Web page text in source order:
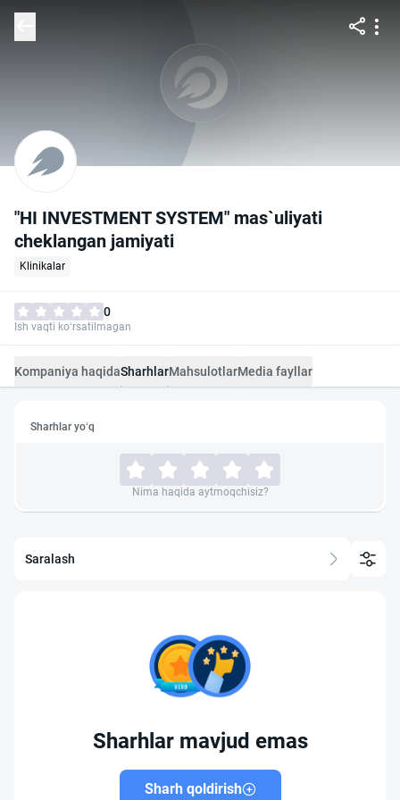
"HI INVESTMENT SYSTEM" mas`uliyati
cheklangan jamiyati
Klinikalar
0
Ish vaqti ko‘rsatilmagan
Kompaniya haqidaSharhlarMahsulotlarMedia fayllar
Sharhlar yo‘q
Nima haqida aytmoqchisiz?
Saralash
Sharhlar mavjud emas
Sharh qoldirish